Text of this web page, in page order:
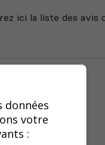
ici la liste des avis
données
votre
: